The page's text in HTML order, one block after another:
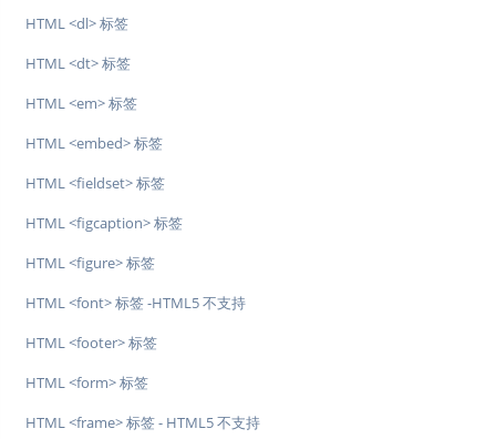
HTML <dl> 标签
HTML <dt> 标签
HTML <em> 标签
HTML <embed> 标签
HTML <fieldset> 标签
HTML <figcaption> 标签
HTML <figure> 标签
HTML <font> 标签 -HTML5 不支持
HTML <footer> 标签
HTML <form> 标签
HTML <frame> 标签 - HTML5 不支持